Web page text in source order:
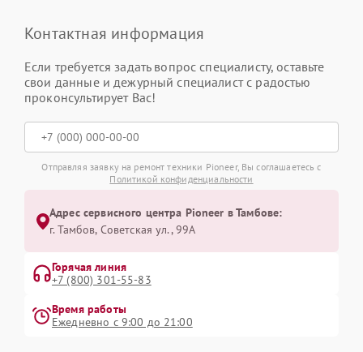
Контактная информация
Если требуется задать вопрос специалисту, оставьте
свои данные и дежурный специалист с радостью
проконсультирует Вас!
Отправляя заявку на ремонт техники Pioneer, Вы соглашаетесь с
Политикой конфиденциальности
Адрес сервисного центра Pioneer в Тамбове:
г. Тамбов, Советская ул., 99А
Горячая линия
+7 (800) 301-55-83
Время работы
Ежедневно с 9:00 до 21:00